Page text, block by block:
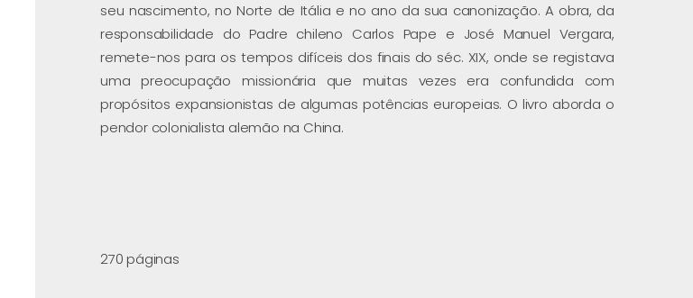
seu nascimento, no Norte de Itália e no ano da sua canonização. A obra, da
responsabilidade do Padre chileno Carlos Pape e José Manuel Vergara,
remete-nos para os tempos difíceis dos finais do séc. XIX, onde se registava
uma preocupação missionária que muitas vezes era confundida com
propósitos expansionistas de algumas potências europeias. O livro aborda o
pendor colonialista alemão na China.
270 páginas